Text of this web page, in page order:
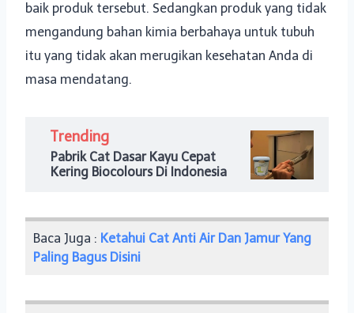
baik produk tersebut. Sedangkan produk yang tidak
mengandung bahan kimia berbahaya untuk tubuh
itu yang tidak akan merugikan kesehatan Anda di
masa mendatang.
Trending
Pabrik Cat Dasar Kayu Cepat
Kering Biocolours Di Indonesia
Baca Juga : Ketahui Cat Anti Air Dan Jamur Yang
Paling Bagus Disini